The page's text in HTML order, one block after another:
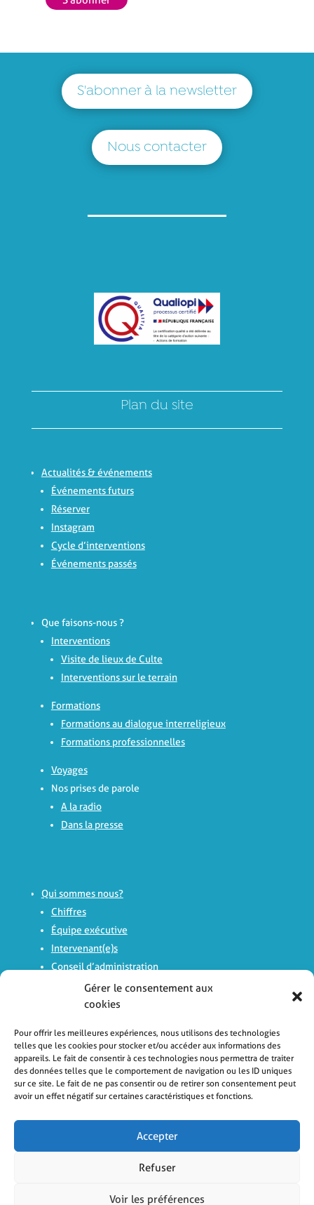
Gérer le consentement aux
cookies
Pour offrir les meilleures expériences, nous utilisons des technologies
telles que les cookies pour stocker et/ou accéder aux informations des
appareils. Le fait de consentir à ces technologies nous permettra de traiter
des données telles que le comportement de navigation ou les ID uniques
sur ce site. Le fait de ne pas consentir ou de retirer son consentement peut
avoir un effet négatif sur certaines caractéristiques et fonctions.
Accepter
Refuser
Voir les préférences
S'abonner à la newsletter
Nous contacter
Plan du site
Actualités & événements
Événements futurs
Réserver
Instagram
Cycle d’interventions
Événements passés
Que faisons-nous ?
Interventions
Visite de lieux de Culte
Interventions sur le terrain
Formations
Formations au dialogue interreligieux
Formations professionnelles
Voyages
Nos prises de parole
A la radio
Dans la presse
Qui sommes nous?
Chiffres
Équipe exécutive
Intervenant(e)s
Conseil d’administration
Comité d’experts
Histoire
Rapports d’activité
Avis